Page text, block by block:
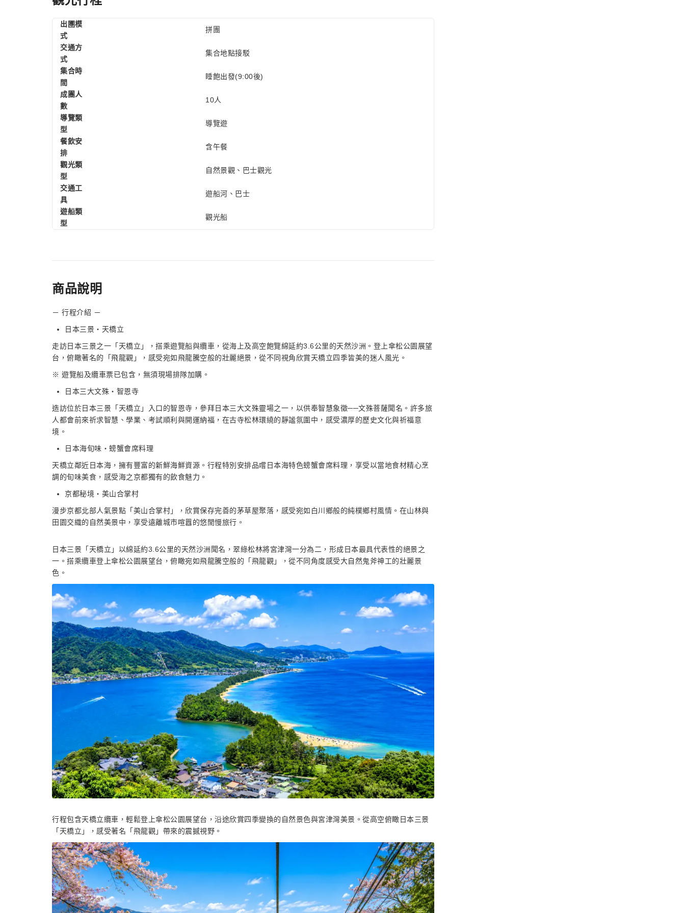
出圑模
式
拼團
交通方
式
集合地點接駁
集合時
間
睡飽出發(9:00後)
成團人
數
10人
導覽類
型
導覽遊
餐飲安
排
含午餐
觀光類
型
自然景觀、巴士觀光
交通工
具
遊船河、巴士
遊船類
型
觀光船
商品說明
－ 行程介紹 －
日本三景・天橋立
走訪日本三景之一「天橋立」，搭乘遊覽船與纜車，從海上及高空飽覽綿延約3.6公里的天然沙洲。登上傘松公園展望
台，俯瞰著名的「飛龍觀」，感受宛如飛龍騰空般的壯麗絕景，從不同視角欣賞天橋立四季皆美的迷人風光。
※ 遊覽船及纜車票已包含，無須現場排隊加購。
日本三大文殊・智恩寺
造訪位於日本三景「天橋立」入口的智恩寺，參拜日本三大文殊靈場之一，以供奉智慧象徵──文殊菩薩聞名。許多旅
人都會前來祈求智慧、學業、考試順利與開運納福，在古寺松林環繞的靜謐氛圍中，感受濃厚的歷史文化與祈福意
境。
日本海旬味・螃蟹會席料理
天橋立鄰近日本海，擁有豐富的新鮮海鮮資源。行程特別安排品嚐日本海特色螃蟹會席料理，享受以當地食材精心烹
調的旬味美食，感受海之京都獨有的飲食魅力。
京都秘境・美山合掌村
漫步京都北部人氣景點「美山合掌村」，欣賞保存完善的茅草屋聚落，感受宛如白川鄉般的純樸鄉村風情。在山林與
田園交織的自然美景中，享受遠離城市喧囂的悠閒慢旅行。
日本三景「天橋立」以綿延約3.6公里的天然沙洲聞名，翠綠松林將宮津灣一分為二，形成日本最具代表性的絕景之
一。搭乘纜車登上傘松公園展望台，俯瞰宛如飛龍騰空般的「飛龍觀」，從不同角度感受大自然鬼斧神工的壯麗景
色。
行程包含天橋立纜車，輕鬆登上傘松公園展望台，沿途欣賞四季變換的自然景色與宮津灣美景。從高空俯瞰日本三景
「天橋立」，感受著名「飛龍觀」帶來的震撼視野。